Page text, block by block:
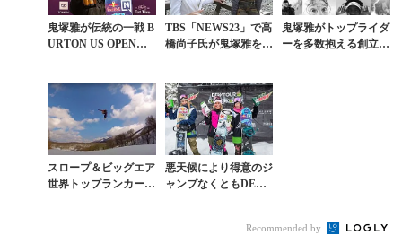
鬼塚雅が伝統の一戦 B
URTON US OPENス
TBS「NEWS23」で高
橋尚子氏が鬼塚雅を直
鬼塚雅がトップライダ
ーを多数抱える創立30
スロープ＆ビッグエア
世界トップランカー村
悪天候により得意のジ
ャンプなくともDEW
Recommended by